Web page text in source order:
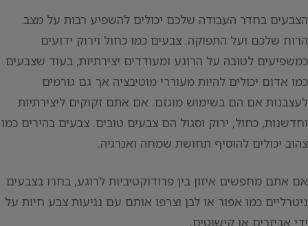
הצבעים בחדר העבודה שלכם יכולים להשפיע רבות על מצב
הרוח שלכם ועל התפוקה. צבעים כמו כחול וירוק ידועים
כמשפיעים לטובה על הרוגע ומעודדים יצירתיות, בעוד שצבעים
כמו אדום יכולים להיות מעוררי מוטיבציה אך גם גורמים
לעצבנות אם הם בשימוש מוגזם. אם אתם זקוקים ליצירתיות
וחדשנות, כחול, ירוק וסגול הם צבעים טובים. צבעים בהירים כמו
צהוב יכולים להוסיף תחושת שמחה ואנרגיה.
אם אתם מחפשים איזון בין פרודוקטיביות לרוגע, בחרו בצבעים
ניטרליים כמו אפור או לבן וצרפו אותם עם נגיעות צבע חיות על
ידי אביזרים או קישוטים.